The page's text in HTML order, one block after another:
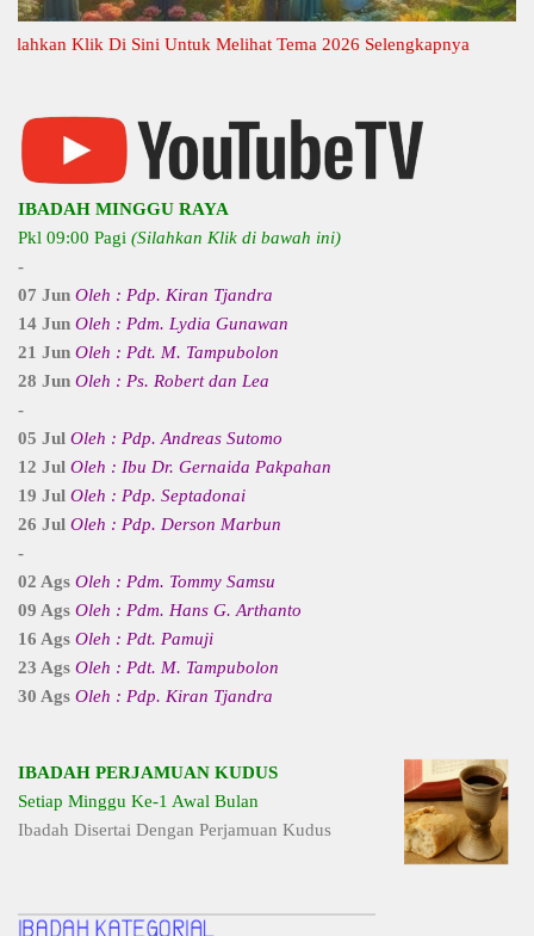
Klik Di Sini Untuk Melihat Tema 2026 Selengkapnya
IBADAH MINGGU RAYA
Pkl 09:00 Pagi (Silahkan Klik di bawah ini)
-
07 Jun Oleh : Pdp. Kiran Tjandra
14 Jun Oleh : Pdm. Lydia Gunawan
21 Jun Oleh : Pdt. M. Tampubolon
28 Jun Oleh : Ps. Robert dan Lea
-
05 Jul Oleh : Pdp. Andreas Sutomo
12 Jul Oleh : Ibu Dr. Gernaida Pakpahan
19 Jul Oleh : Pdp. Septadonai
26 Jul Oleh : Pdp. Derson Marbun
-
02 Ags Oleh : Pdm. Tommy Samsu
09 Ags Oleh : Pdm. Hans G. Arthanto
16 Ags Oleh : Pdt. Pamuji
23 Ags Oleh : Pdt. M. Tampubolon
30 Ags Oleh : Pdp. Kiran Tjandra
IBADAH PERJAMUAN KUDUS
Setiap Minggu Ke-1 Awal Bulan
Ibadah Disertai Dengan Perjamuan Kudus